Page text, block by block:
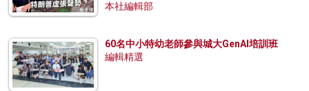
本社編輯部
60名中小特幼老師參與城大GenAI培訓班
編輯精選